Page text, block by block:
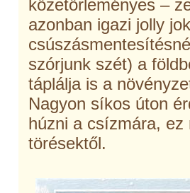
kőzetőrleményes –
azonban igazi jolly
szórjunk szét) a
táplálja is a
Nagyon síkos úton
húzni a csízmára,
törésektől.